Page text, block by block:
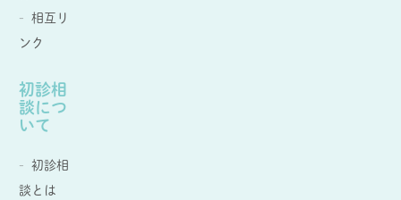
相互リ
ンク
初診相
談につ
いて
初診相
談とは